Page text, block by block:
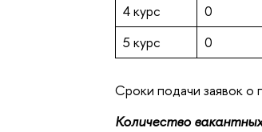
4 курс
0
5 курс
0
Сроки подачи заявок
Количество